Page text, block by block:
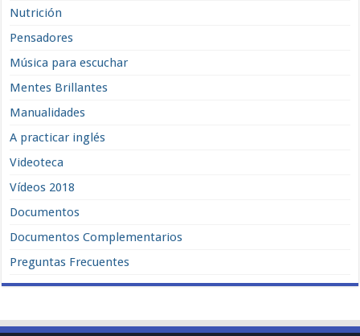
Nutrición
Pensadores
Música para escuchar
Mentes Brillantes
Manualidades
A practicar inglés
Videoteca
Vídeos 2018
Documentos
Documentos Complementarios
Preguntas Frecuentes